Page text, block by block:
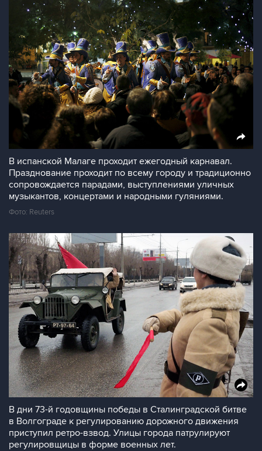
В испанской Малаге проходит ежегодный карнавал.
Празднование проходит по всему городу и традиционно
сопровождается парадами, выступлениями уличных
музыкантов, концертами и народными гуляниями.
Фото: Reuters
В дни 73-й годовщины победы в Сталинградской битве
в Волгограде к регулированию дорожного движения
приступил ретро-взвод. Улицы города патрулируют
регулировщицы в форме военных лет.